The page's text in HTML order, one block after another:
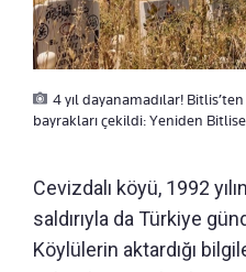
4 yıl dayanamadılar!
bayrakları çekildi: Yeniden
Cevizdalı köyü, 1992
saldırıyla da Türkiye
Köylülerin aktardığı